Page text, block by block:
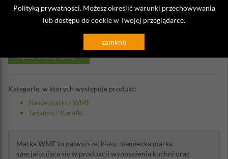
Polityką prywatności . Możesz określić warunki przechowywania
lub dostępu do cookie w Twojej przeglądarce.
zamknij
Opinie o Karafka do wody Basic WMF
1,5 Litra
Napisz własną opinię
Kategorie, w których występuje produkt:
Nasze marki /WMF
Jadalnia / Karafki
Marka WMF to najwyższej klasy, niemiecka marka
specjalizująca się w produkcji wyposażenia kuchni oraz